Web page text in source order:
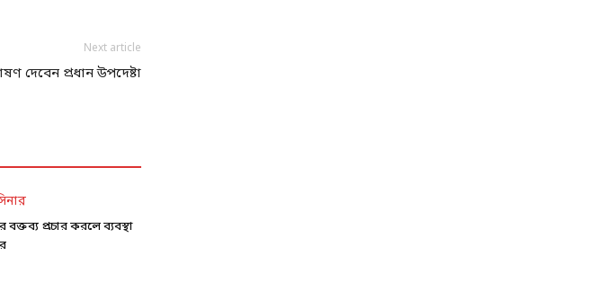
Next article
দেবেন প্রধান উপদেষ্টা
বক্তব্য প্রচার করলে ব্যবস্থা